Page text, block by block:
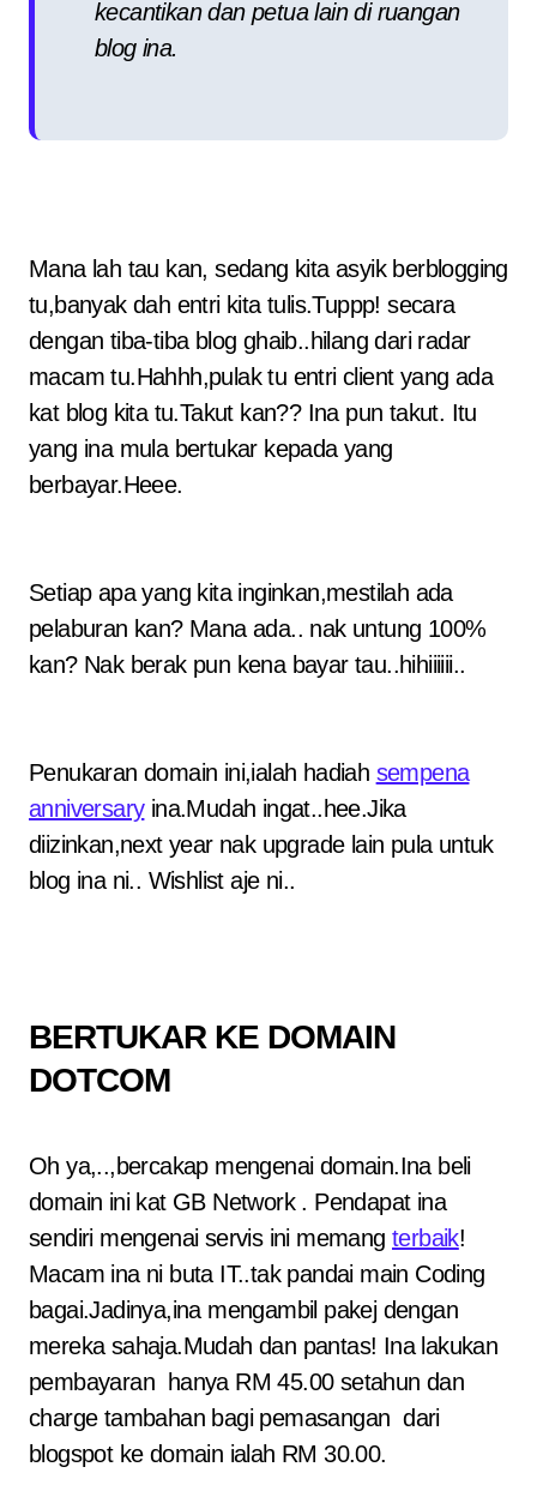
kecantikan dan petua lain di ruangan
blog ina.
Mana lah tau kan, sedang kita asyik berblogging
tu,banyak dah entri kita tulis.Tuppp! secara
dengan tiba-tiba blog ghaib..hilang dari radar
macam tu.Hahhh,pulak tu entri client yang ada
kat blog kita tu.Takut kan?? Ina pun takut. Itu
yang ina mula bertukar kepada yang
berbayar.Heee.
Setiap apa yang kita inginkan,mestilah ada
pelaburan kan? Mana ada.. nak untung 100%
kan? Nak berak pun kena bayar tau..hihiiiiii..
Penukaran domain ini,ialah hadiah sempena
anniversaryina.Mudah ingat..hee.Jika
diizinkan,next year nak upgrade lain pula untuk
blog ina ni.. Wishlist aje ni..
BERTUKAR KE DOMAIN
DOTCOM
Oh ya,..,bercakap mengenai domain.Ina beli
domain ini kat GB Network . Pendapat ina
sendiri mengenai servis ini memang terbaik!
Macam ina ni buta IT..tak pandai main Coding
bagai.Jadinya,ina mengambil pakej dengan
mereka sahaja.Mudah dan pantas! Ina lakukan
pembayaran hanya RM 45.00 setahun dan
charge tambahan bagi pemasangan dari
blogspot ke domain ialah RM 30.00.